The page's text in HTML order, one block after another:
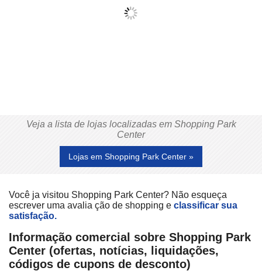
Veja a lista de lojas localizadas em Shopping Park
Center
Lojas em Shopping Park Center »
Você ja visitou Shopping Park Center? Não esqueça
escrever uma avalia ção de shopping e classificar sua
satisfação.
Informação comercial sobre Shopping Park
Center (ofertas, notícias, liquidações,
códigos de cupons de desconto)